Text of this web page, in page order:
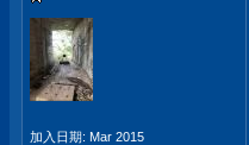
加入日期: Mar 2015